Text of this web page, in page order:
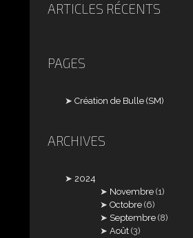
ARTICLES RÉCENTS
PAGES
Création de Bulle (SM)
ARCHIVES
2024
Novembre (1)
Octobre (6)
Septembre (8)
Août (3)